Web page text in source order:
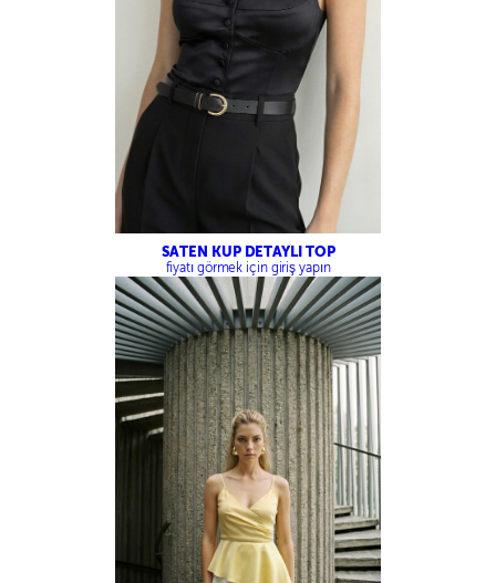
SATEN KUP DETAYLI TOP
fiyatı görmek için giriş yapın